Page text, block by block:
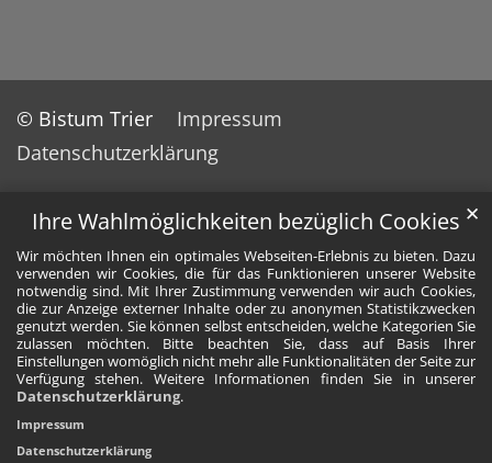
Ihre Wahlmöglichkeiten bezüglich Cookies
Wir möchten Ihnen ein optimales Webseiten-Erlebnis zu bieten. Dazu
verwenden wir Cookies, die für das Funktionieren unserer Website
notwendig sind. Mit Ihrer Zustimmung verwenden wir auch Cookies,
die zur Anzeige externer Inhalte oder zu anonymen Statistikzwecken
genutzt werden. Sie können selbst entscheiden, welche Kategorien Sie
zulassen möchten. Bitte beachten Sie, dass auf Basis Ihrer
Einstellungen womöglich nicht mehr alle Funktionalitäten der Seite zur
Verfügung stehen. Weitere Informationen finden Sie in unserer
Datenschutzerklärung.
✕
Impressum
Datenschutzerklärung
© Bistum Trier
Impressum
Datenschutzerklärung